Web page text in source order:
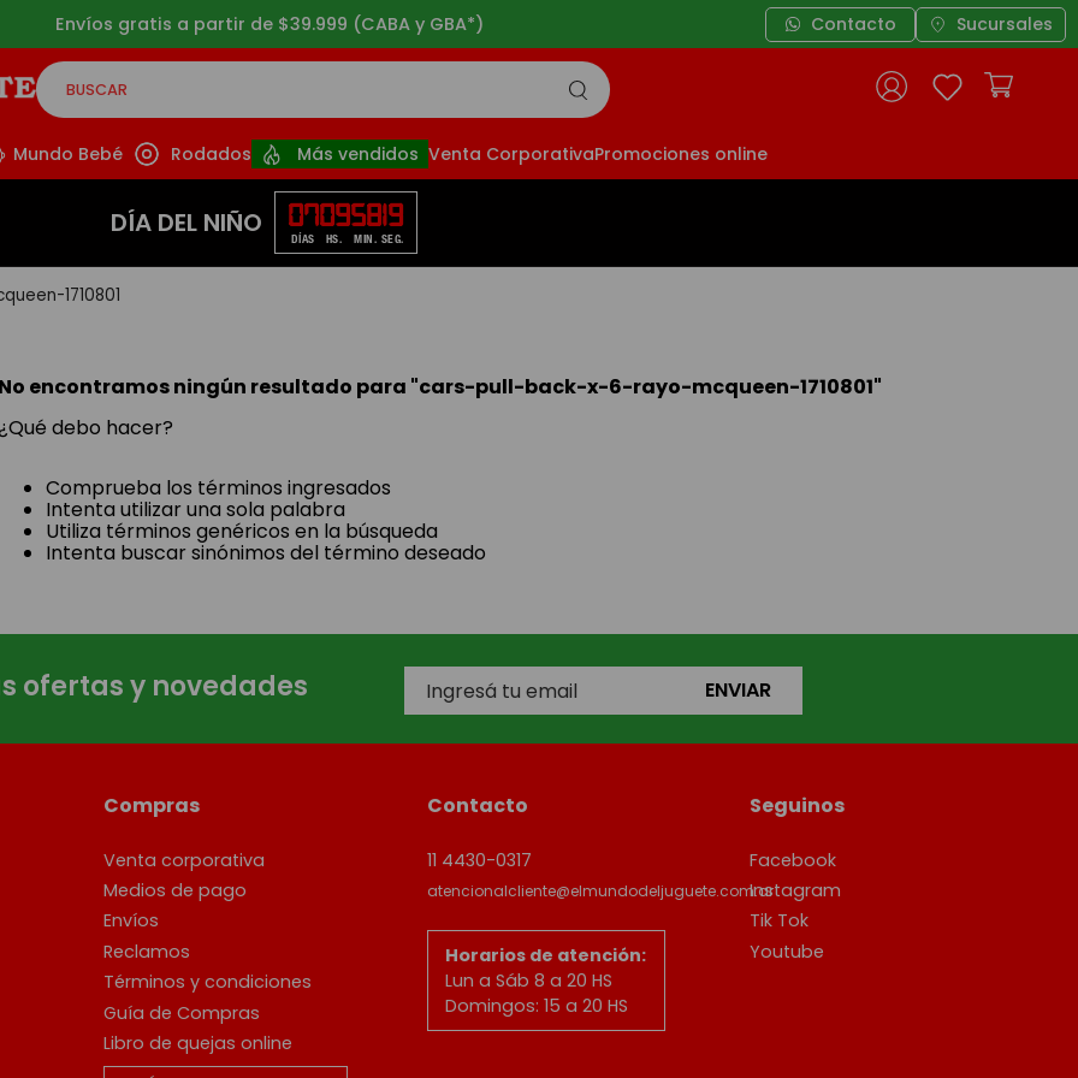
Envíos gratis a partir de $39.999 (CABA y GBA*) Contacto Sucursales
BUSCAR
Mundo Bebé Rodados Más vendidos Venta CorporativaPromociones online
DÍA DEL NIÑO 07
DÍAS
09
HS.
58
MIN.
19
SEG.
1710801
No encontramos ningún resultado para "cars-pull-back-x-6-rayo-mcqueen-1710801"
debo hacer?
Comprueba los términos ingresados
Intenta utilizar una sola palabra
Utiliza términos genéricos en la búsqueda
Intenta buscar sinónimos del término deseado
ofertas y novedades ENVIAR
Compras
Venta corporativa
Medios de pago
Envíos
Reclamos
Términos y condiciones
Guía de Compras
Libro de quejas online
Contacto
11 4430-0317
atencionalcliente@elmundodeljuguete.com.ar
Horarios de atención:
Lun a Sáb 8 a 20 HS
Domingos: 15 a 20 HS
Seguinos
Facebook
Instagram
Tik Tok
Youtube